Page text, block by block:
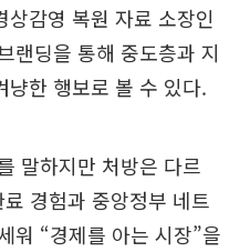
감영 복원 자료 소장인
랜딩을 통해 중도층과 지
냥한 행보로 볼 수 있다.
말하지만 처방은 다르
경험과 중앙정부 네트
워 “경제를 아는 시장”을